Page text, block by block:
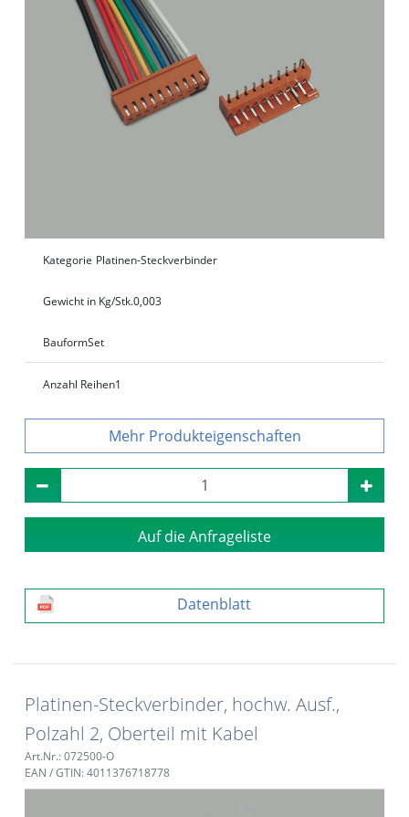
Kategorie Platinen-Steckverbinder
Gewicht in Kg/Stk.0,003
BauformSet
Anzahl Reihen1
Produkteigenschaften
Auf die Anfrageliste
Datenblatt
Platinen-Steckverbinder, hochw. Ausf.,
Polzahl 2, Oberteil mit Kabel
Art.Nr.: 072500-O
EAN / GTIN: 4011376718778